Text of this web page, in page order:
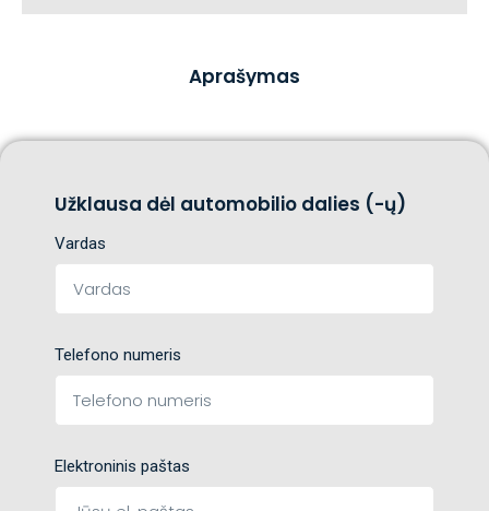
Aprašymas
Užklausa dėl automobilio dalies (-ų)
Vardas
Telefono numeris
Elektroninis paštas